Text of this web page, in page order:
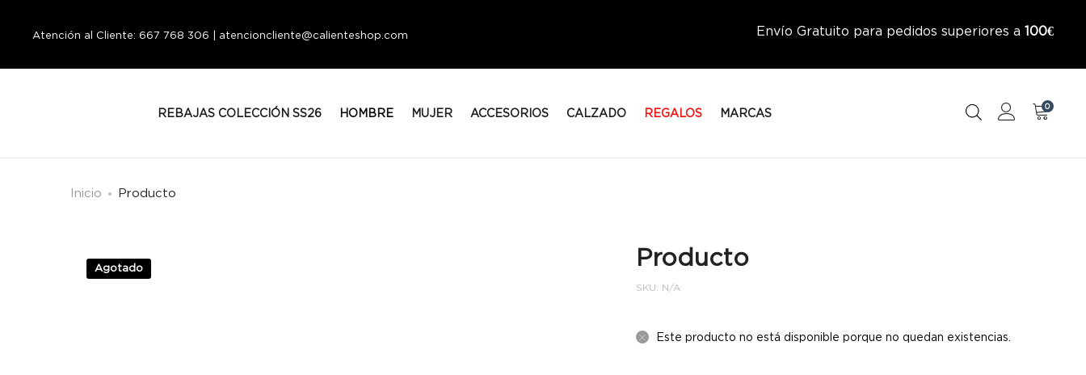
Atención al Cliente: 667 768 306 | atencioncliente@calienteshop.com Envío Gratuito para pedidos superiores a 100€
REBAJAS COLECCIÓN SS26 HOMBRE MUJER ACCESORIOS CALZADO REGALOS MARCAS
0
Inicio Producto
Agotado Producto
SKU: N/A
Este producto no está disponible porque no quedan existencias.